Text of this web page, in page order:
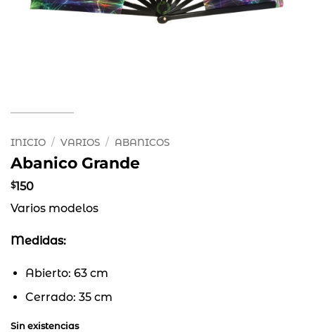
INICIO / VARIOS / ABANICOS
Abanico Grande
$150
Varios modelos
Medidas:
Abierto: 63 cm
Cerrado: 35 cm
Sin existencias